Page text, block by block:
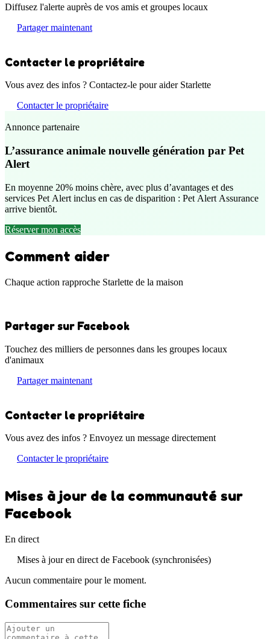
Diffusez l'alerte auprès de vos amis et groupes locaux
Partager maintenant
Contacter le propriétaire
Vous avez des infos ? Contactez-le pour aider Starlette
Contacter le propriétaire
Annonce partenaire
L’assurance animale nouvelle génération par Pet
Alert
En moyenne 20% moins chère, avec plus d’avantages et des
services Pet Alert inclus en cas de disparition : Pet Alert Assurance
arrive bientôt.
Réserver mon accès
Comment aider
Chaque action rapproche Starlette de la maison
Partager sur Facebook
Touchez des milliers de personnes dans les groupes locaux
d'animaux
Partager maintenant
Contacter le propriétaire
Vous avez des infos ? Envoyez un message directement
Contacter le propriétaire
Mises à jour de la communauté sur
Facebook
En direct
Mises à jour en direct de Facebook (synchronisées)
Aucun commentaire pour le moment.
Commentaires sur cette fiche